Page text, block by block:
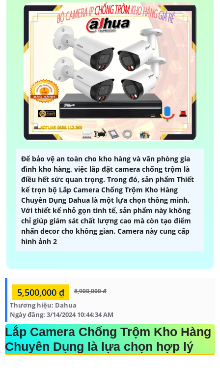
Để bảo vệ an toàn cho kho hàng và văn phòng gia
đình kho hàng, việc lắp đặt camera chống trộm là
điều hết sức quan trọng. Trong đó, sản phẩm Thiết
kế trọn bộ Lắp Camera Chống Trộm Kho Hàng
Chuyên Dụng Dahua là một lựa chọn thông minh.
Với thiết kế nhỏ gọn tinh tế, sản phẩm này không
chỉ giúp giám sát chất lượng cao mà còn tạo điểm
nhấn decor cho không gian. Camera này cung cấp
hình ảnh 2
5,500,000 ₫ 8,900,000 ₫
Thương hiệu: Dahua
Ngày đăng: 3/14/2024 10:44:34 AM
Lắp Camera Chống Trộm Kho Hàng
Chuyên Dụng là lựa chọn hợp lý